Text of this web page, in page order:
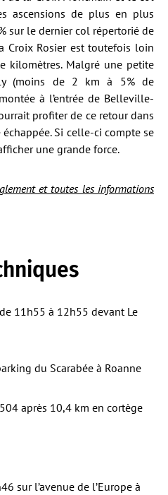
ascensions de plus en plus
sur le dernier col répertorié de
Croix Rosier est toutefois loin
kilomètres. Malgré une petite
(moins de 2 km à 5% de
à l’entrée de Belleville-
profiter de ce retour dans
Si celle-ci compte se
une grande force.
et toutes les informations
de 11h55 à 12h55 devant Le
du Scarabée à Roanne
après 10,4 km en cortège
sur l’avenue de l’Europe à